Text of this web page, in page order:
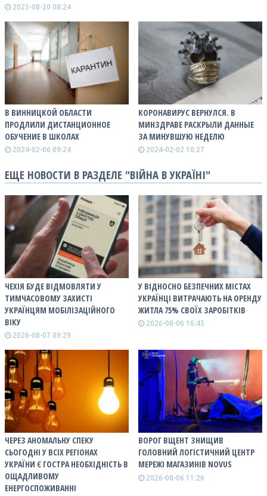
2025-08-20 08:24
В ВИННИЦКОЙ ОБЛАСТИ
ПРОДЛИЛИ ДИСТАНЦИОННОЕ
ОБУЧЕНИЕ В ШКОЛАХ
2024-02-06 09:24
КОРОНАВИРУС ВЕРНУЛСЯ. В
МИНЗДРАВЕ РАСКРЫЛИ ДАННЫЕ
ЗА МИНУВШУЮ НЕДЕЛЮ
2024-02-02 10:27
ЕЩЕ НОВОСТИ В РАЗДЕЛЕ "ВІЙНА В УКРАЇНІ"
ЧЕХІЯ БУДЕ ВІДМОВЛЯТИ У
ТИМЧАСОВОМУ ЗАХИСТІ
УКРАЇНЦЯМ МОБІЛІЗАЦІЙНОГО
ВІКУ
2026-08-07 09:29
У ВІДНОСНО БЕЗПЕЧНИХ МІСТАХ
УКРАЇНЦІ ВИТРАЧАЮТЬ НА ОРЕНДУ
ЖИТЛА 75% СВОЇХ ЗАРОБІТКІВ
2026-08-06 16:45
ЧЕРЕЗ АНОМАЛЬНУ СПЕКУ
СЬОГОДНІ У ВСІХ РЕГІОНАХ
УКРАЇНИ Є ГОСТРА НЕОБХІДНІСТЬ В
ОЩАДЛИВОМУ
ЕНЕРГОСПОЖИВАННІ
ВОРОГ ВЩЕНТ ЗНИЩИВ
ГОЛОВНИЙ ЛОГІСТИЧНИЙ ЦЕНТР
МЕРЕЖІ МАГАЗИНІВ NOVUS
2026-08-06 11:26